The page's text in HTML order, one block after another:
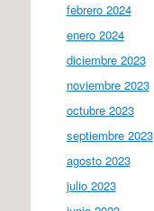
febrero 2024
enero 2024
diciembre 2023
noviembre 2023
octubre 2023
septiembre 2023
agosto 2023
julio 2023